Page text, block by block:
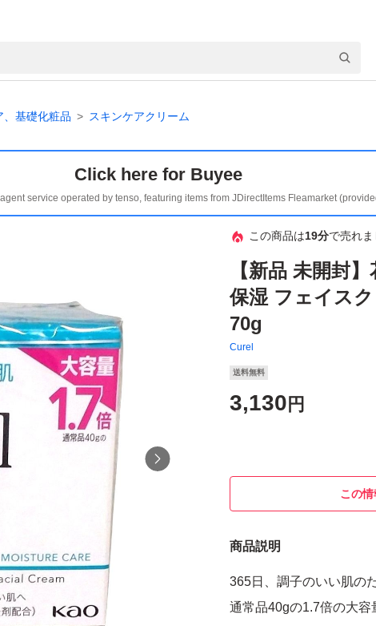
、基礎化粧品 スキンケアクリーム
Click here for Buyee
service operated by tenso, featuring items from JDirectItems Fleamarket
この商品は19分で売れま
【新品 未開封
保湿 フェイス
70g
Curel
送料無料
3,130 円
この
商品説明
365日、調子のいい肌の
通常品40gの1.7倍の大容